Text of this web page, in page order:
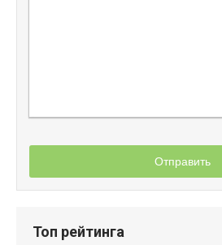
Отправить
Топ рейтинга